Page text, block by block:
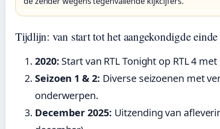
Tijdlijn: van start tot het aangekondigde einde
2020: Start van RTL Tonight op RTL 4
Seizoen 1 & 2: Diverse seizoenen met
onderwerpen.
December 2025: Uitzending van